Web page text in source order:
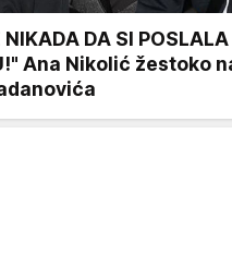
DA SI POSLALA
Ana Nikolić žestoko